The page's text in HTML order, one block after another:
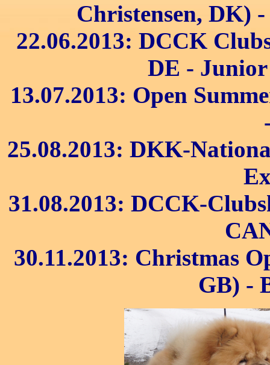
Christensen, DK)
22.06.2013: DCCK
DE -
13.07.2013: Open
25.08.2013: DKK-
31.08.2013: DCCK-
30.11.2013: Christmas
GB) -